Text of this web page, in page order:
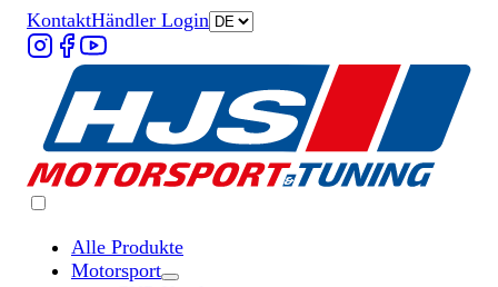
KontaktHändler Login
Alle Produkte
Motorsport